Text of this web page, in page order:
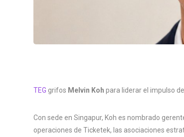
TEG grifos Melvin Koh para liderar el impulso
Con sede en Singapur, Koh es nombrado
operaciones de Ticketek, las asociaciones